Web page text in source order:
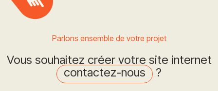
Parlons ensemble de votre projet
Vous souhaitez créer votre site internet
contactez-nous
?